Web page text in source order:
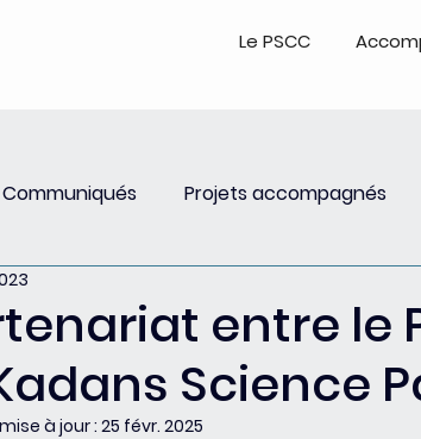
Le PSCC
Communiqués Projets accompagnés
entre le
Science
à jour : 25 févr. 2025